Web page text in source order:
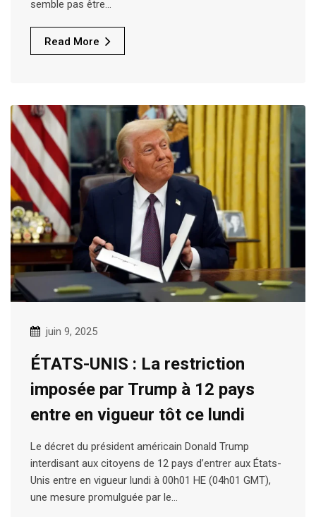
semble pas être…
Read More
juin 9, 2025
ÉTATS-UNIS : La restriction
imposée par Trump à 12 pays
entre en vigueur tôt ce lundi
Le décret du président américain Donald Trump
interdisant aux citoyens de 12 pays d’entrer aux États-
Unis entre en vigueur lundi à 00h01 HE (04h01 GMT),
une mesure promulguée par le…